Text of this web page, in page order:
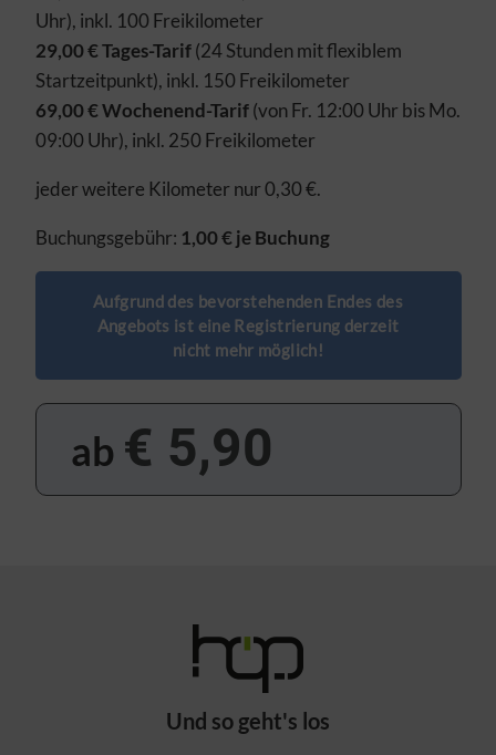
Uhr), inkl. 100 Freikilometer
29,00 € Tages-Tarif(24 Stunden mit flexiblem
Startzeitpunkt), inkl. 150 Freikilometer
69,00 € Wochenend-Tarif(von Fr. 12:00 Uhr bis Mo.
09:00 Uhr), inkl. 250 Freikilometer
jeder weitere Kilometer nur 0,30 €.
Buchungsgebühr: 1,00 € je Buchung
Aufgrund des bevorstehenden Endes des
Angebots ist eine Registrierung derzeit
nicht mehr möglich!
ab € 5,90
Und so geht's los
Interessen. Erforderliche Cookies und Dienste können daher
nicht deaktiviert werden.
FUNKTIONAL/STATISTIK
Mithilfe dieser Cookies und Dienste messen wir den
Datenverkehr und die Funktionalität unserer Websites, um
Optimierungsmaßnahmen auszuarbeiten und damit Ihr
Benutzererlebnis ständig zu verbessern. Funktionale Cookies
und Dienste ermöglichen angeforderte Funktionen wie das
Abspielen von Videos.
Auswahl übernehmen Alle Cookies akzeptieren